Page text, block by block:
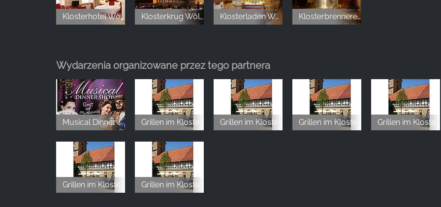
Klosterhotel Wöltingerode Klosterkrug Wöltingerode Klosterladen Wöltingerode Klosterbrennerei Wöltingerode
Wydarzenia organizowane przez tego partnera
Musical Dinner Show – Best of Musicals